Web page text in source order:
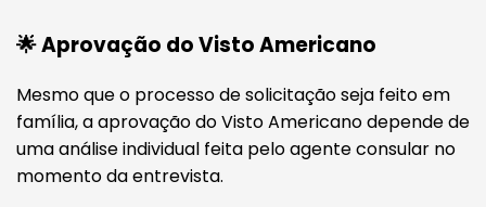
🌟 Aprovação do Visto Americano
Mesmo que o processo de solicitação seja feito em
família, a aprovação do Visto Americano depende de
uma análise individual feita pelo agente consular no
momento da entrevista.